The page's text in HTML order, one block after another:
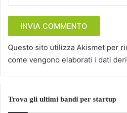
Questo sito utilizza Akismet per
come vengono elaborati i dati
Trova gli ultimi bandi per startup